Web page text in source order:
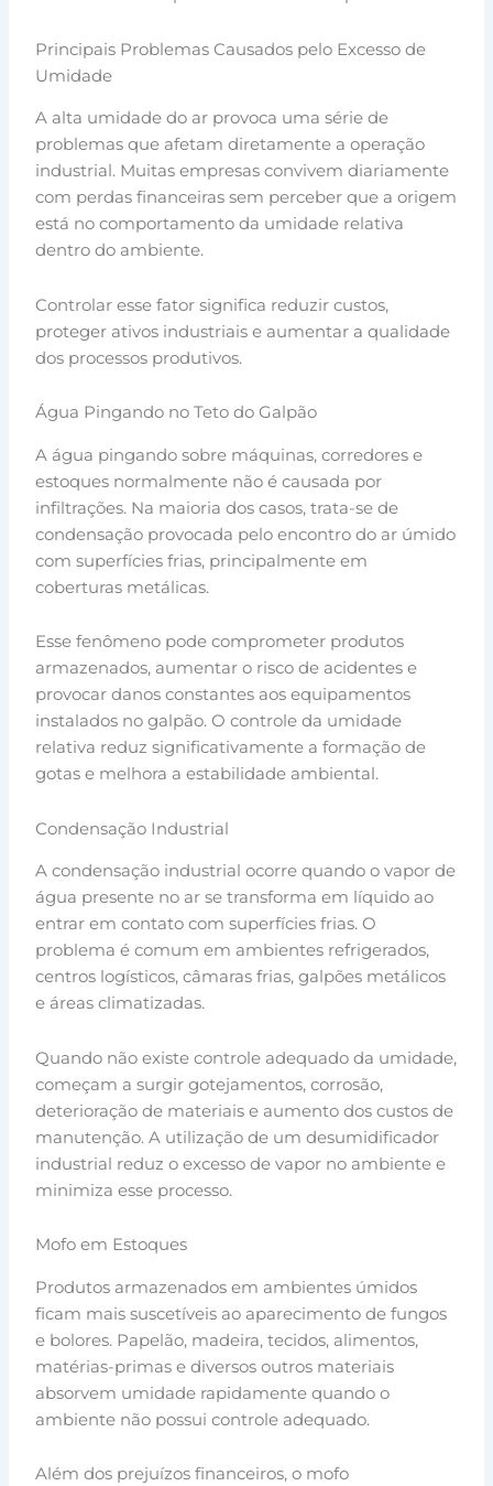
Principais Problemas Causados pelo Excesso de
Umidade
A alta umidade do ar provoca uma série de
problemas que afetam diretamente a operação
industrial. Muitas empresas convivem diariamente
com perdas financeiras sem perceber que a origem
está no comportamento da umidade relativa
dentro do ambiente.
Controlar esse fator significa reduzir custos,
proteger ativos industriais e aumentar a qualidade
dos processos produtivos.
Água Pingando no Teto do Galpão
A água pingando sobre máquinas, corredores e
estoques normalmente não é causada por
infiltrações. Na maioria dos casos, trata-se de
condensação provocada pelo encontro do ar úmido
com superfícies frias, principalmente em
coberturas metálicas.
Esse fenômeno pode comprometer produtos
armazenados, aumentar o risco de acidentes e
provocar danos constantes aos equipamentos
instalados no galpão. O controle da umidade
relativa reduz significativamente a formação de
gotas e melhora a estabilidade ambiental.
Condensação Industrial
A condensação industrial ocorre quando o vapor de
água presente no ar se transforma em líquido ao
entrar em contato com superfícies frias. O
problema é comum em ambientes refrigerados,
centros logísticos, câmaras frias, galpões metálicos
e áreas climatizadas.
Quando não existe controle adequado da umidade,
começam a surgir gotejamentos, corrosão,
deterioração de materiais e aumento dos custos de
manutenção. A utilização de um desumidificador
industrial reduz o excesso de vapor no ambiente e
minimiza esse processo.
Mofo em Estoques
Produtos armazenados em ambientes úmidos
ficam mais suscetíveis ao aparecimento de fungos
e bolores. Papelão, madeira, tecidos, alimentos,
matérias-primas e diversos outros materiais
absorvem umidade rapidamente quando o
ambiente não possui controle adequado.
Além dos prejuízos financeiros, o mofo